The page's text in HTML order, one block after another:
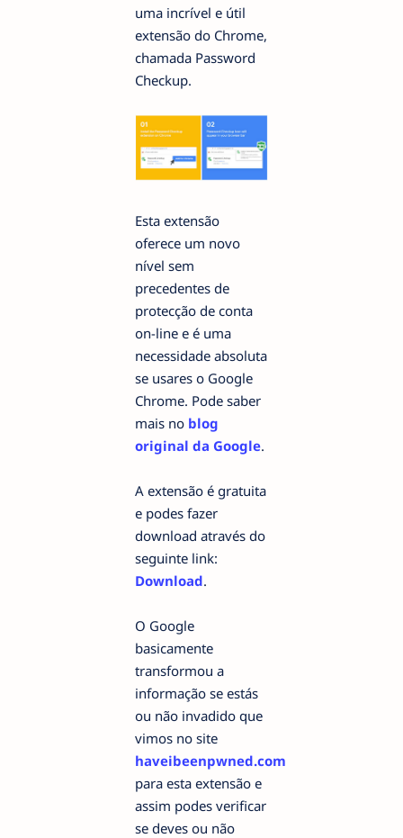
uma incrível e útil
extensão do Chrome,
chamada Password
Checkup.
Esta extensão
oferece um novo
nível sem
precedentes de
protecção de conta
on-line e é uma
necessidade absoluta
se usares o Google
Chrome. Pode saber
mais no blog
original da Google.
A extensão é gratuita
e podes fazer
download através do
seguinte link:
Download.
O Google
basicamente
transformou a
informação se estás
ou não invadido que
vimos no site
haveibeenpwned.com
para esta extensão e
assim podes verificar
se deves ou não